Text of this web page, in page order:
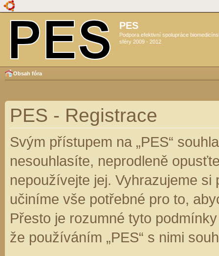
PES
Podpora efektivní spolupráce
sféry 2009 - 2012
Obsah fóra
PES - Registrace
Svým přístupem na „PES“
nesouhlasíte, neprodleně
nepoužívejte jej. Vyhrazujeme
učiníme vše potřebné pro to,
Přesto je rozumné tyto
že používáním „PES“ s nimi